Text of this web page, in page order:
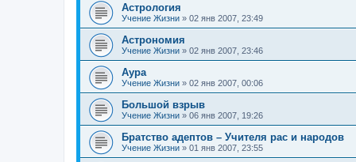
Астрология
Учение Жизни » 02 янв 2007, 23:49
Астрономия
Учение Жизни » 02 янв 2007, 23:46
Аура
Учение Жизни » 02 янв 2007, 00:06
Большой взрыв
Учение Жизни » 06 янв 2007, 19:26
Братство адептов – Учителя рас и народов
Учение Жизни » 01 янв 2007, 23:55